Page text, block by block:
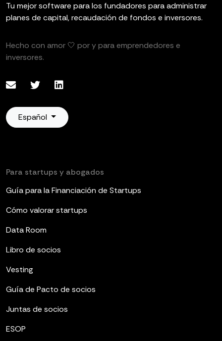
Tu mejor software para los fundadores para administrar
planes de capital, recaudación de fondos e inversores.
Hecho con amor 🤍 por y para emprendedores e
inversores.
Español
Para startups y abogados
Guía para la Financiación de Startups
Cómo valorar startups
Data Room
Libro de socios
Vesting
Guía de Pacto de socios
Juntas de socios
ESOP